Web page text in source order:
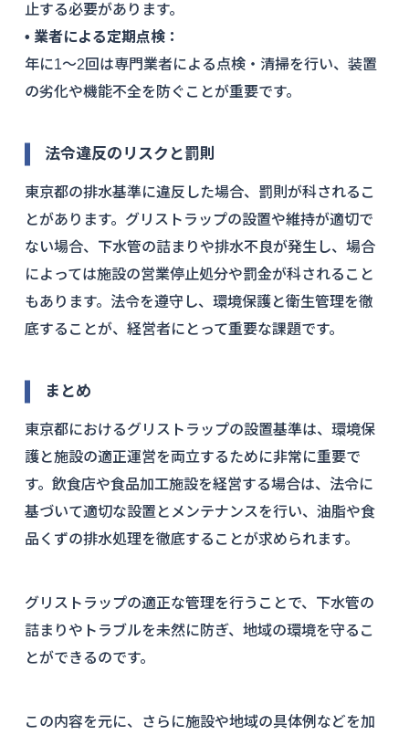
止する必要があります。
• 業者による定期点検：
年に1〜2回は専門業者による点検・清掃を行い、装置
の劣化や機能不全を防ぐことが重要です。
法令違反のリスクと罰則
東京都の排水基準に違反した場合、罰則が科されるこ
とがあります。グリストラップの設置や維持が適切で
ない場合、下水管の詰まりや排水不良が発生し、場合
によっては施設の営業停止処分や罰金が科されること
もあります。法令を遵守し、環境保護と衛生管理を徹
底することが、経営者にとって重要な課題です。
まとめ
東京都におけるグリストラップの設置基準は、環境保
護と施設の適正運営を両立するために非常に重要で
す。飲食店や食品加工施設を経営する場合は、法令に
基づいて適切な設置とメンテナンスを行い、油脂や食
品くずの排水処理を徹底することが求められます。
グリストラップの適正な管理を行うことで、下水管の
詰まりやトラブルを未然に防ぎ、地域の環境を守るこ
とができるのです。
この内容を元に、さらに施設や地域の具体例などを加